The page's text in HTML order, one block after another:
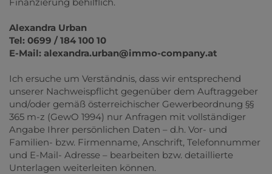
Alexandra Urban
Tel: 0699 / 184 100 10
E-Mail: alexandra.urban@immo-company.at
Ich ersuche um Verständnis, dass wir entsprechend
unserer Nachweispflicht gegenüber dem Auftraggeber
und/oder gemäß österreichischer Gewerbeordnung §§
365 m-z (GewO 1994) nur Anfragen mit vollständiger
Angabe Ihrer persönlichen Daten – d.h. Vor- und
Familien- bzw. Firmenname, Anschrift, Telefonnummer
und E-Mail- Adresse – bearbeiten bzw. detaillierte
Unterlagen weiterleiten können.